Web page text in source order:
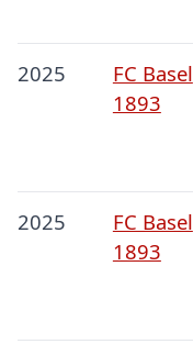
2025
FC Basel
1893
2025
FC Basel
1893